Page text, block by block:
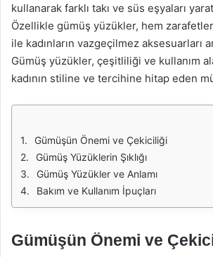
kullanarak farklı takı ve süs eşyaları
Özellikle gümüş yüzükler, hem
ile kadınların vazgeçilmez aksesuarları
Gümüş yüzükler, çeşitliliği ve kullanım
kadının stiline ve tercihine hitap eden
Gümüşün Önemi ve Çekiciliği
Gümüş Yüzüklerin Şıklığı
Gümüş Yüzükler ve Anlamı
Bakım ve Kullanım İpuçları
Gümüşün Önemi ve